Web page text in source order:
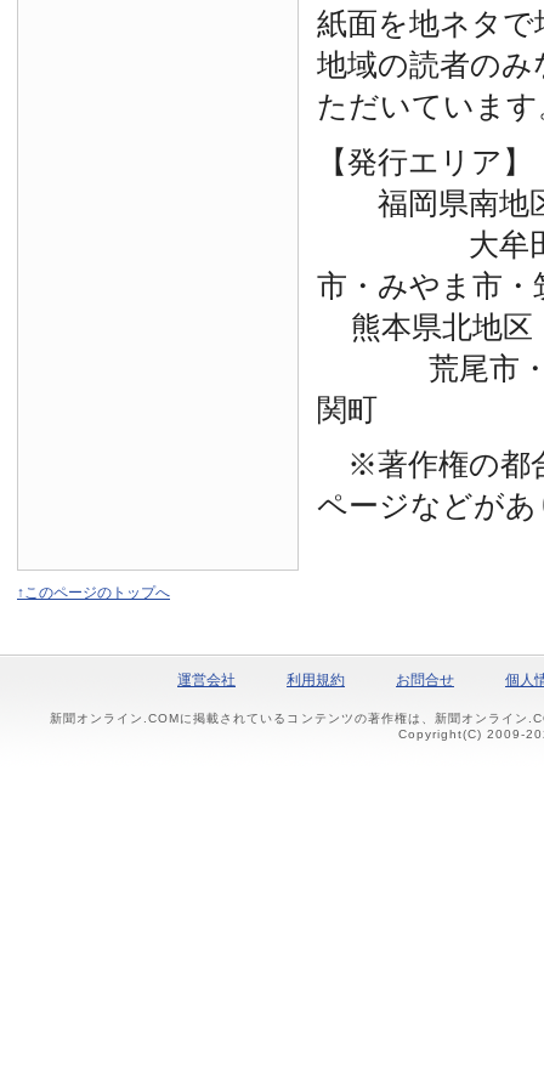
紙面を地ネタ
地域の読者の
ただいています
【発行エリア】
福岡県南地
大牟田市
市・みやま市・
熊本県北地区
荒尾市・玉
関町
※著作権の都
ページなどが
↑このページのトップへ
運営会社 利用規約 お問合せ 個人
新聞オンライン.COMに掲載されているコンテンツの著作権は、新聞オンライン
Copyright(C) 2009-